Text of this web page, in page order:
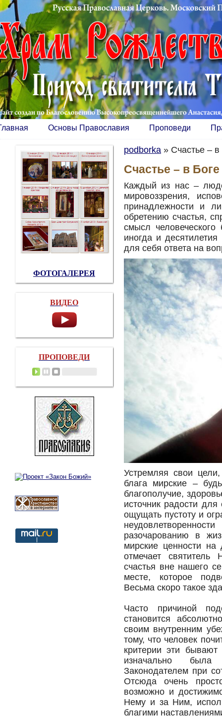
Основы Православия Проповеди
podborka » Счастье – в
Счастье – в Боге
Каждый из нас –
мировоззрения,
принадлежности и
обретению счастья,
смысл
иногда и
для себя ответа на
Устремляя свои
блага мирские –
благополучие,
источник радости
ощущать пустоту и
разочарованию в
мирские ценности
отмечает святитель
счастья вне нашего
месте, которое
Весьма скоро такое
Часто причиной
становится
своим внутренним
тому, что человек
критерии эти
изначально
Законодателем при
Отсюда очень
возможно и
Нему и за Ним,
благими
ФОТОГАЛЕРЕЯ
ВИДЕО
ПРОПОВЕДИ